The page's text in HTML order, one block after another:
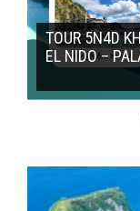
TOUR 5N4D
EL NIDO –